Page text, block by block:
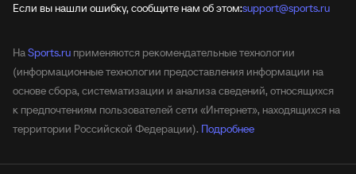
Если вы нашли ошибку, сообщите нам об этом:support@sports.ru
НаSports.ru применяются рекомендательные технологии
(информационные технологии предоставления информации на
основе сбора, систематизации и анализа сведений, относящихся
к предпочтениям пользователей сети «Интернет», находящихся на
территории Российской Федерации). Подробнее